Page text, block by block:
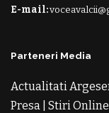
E-mail:
Parteneri Media
Actualitati
Presa Stiri Online